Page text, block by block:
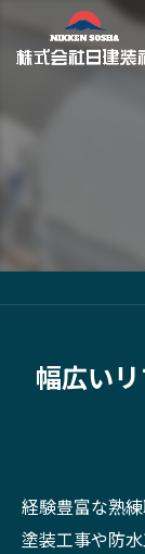
幅広い
経験豊富な熟
塗装工事や防